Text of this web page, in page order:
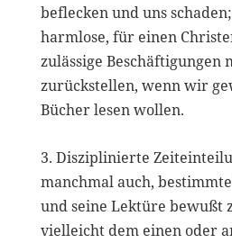
beflecken und uns
harmlose, für einen
zulässige Beschäftigungen
zurückstellen, wenn wir
Bücher lesen wollen.
3. Disziplinierte
manchmal auch,
und seine Lektüre bewußt
vielleicht dem einen oder